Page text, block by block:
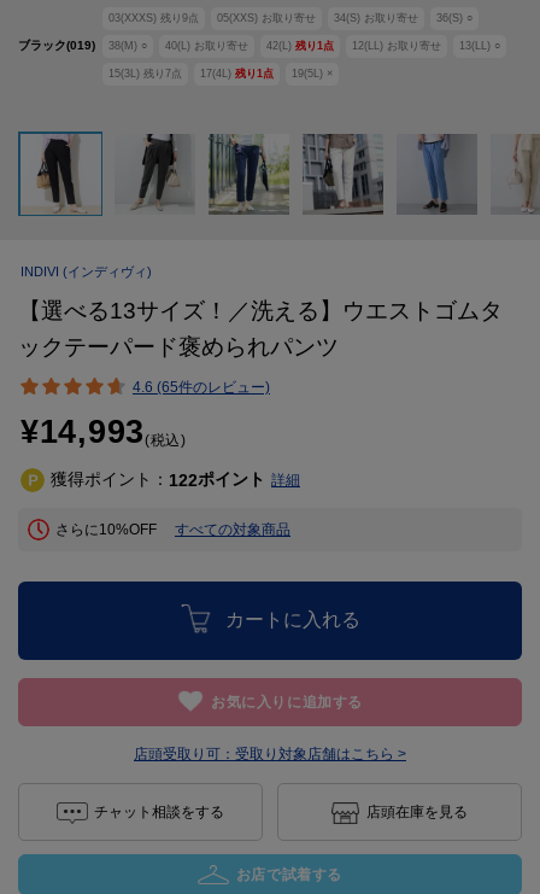
ブラック(019)
03(XXXS) 残り 9点 05(XXS) お取り寄せ 34(S) お取り寄せ 36(S) ○
38(M) ○ 40(L) お取り寄せ 42(L) 残り 1 点 12(LL) お取り寄せ 13(LL) ○
15(3L) 残り 7点 17(4L) 残り 1 点 19(5L) ×
INDIVI (インディヴィ)
【選べる13サイズ！／洗える】ウエストゴムタ
ックテーパード褒められパンツ
4.6 (65件のレビュー)
¥14,993(税込)
獲得ポイント： 122ポイント 詳細
さらに10%OFF すべての対象商品
カートに入れる
お気に入りに追加する
店頭受取り可： 受取り対象店舗はこちら >
チャット相談をする 店頭在庫を見る
お店で試着する